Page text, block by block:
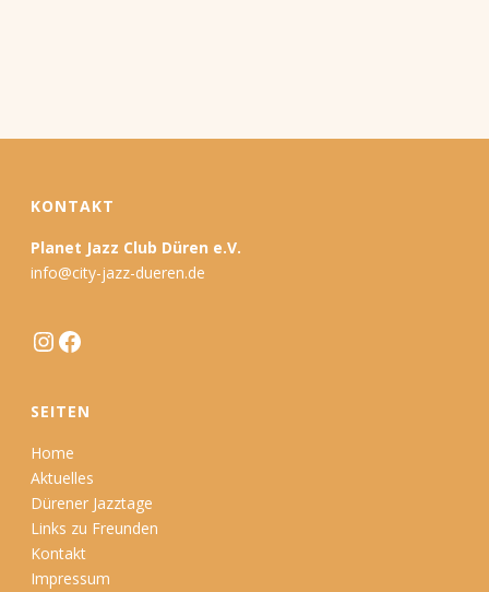
KONTAKT
Planet Jazz Club Düren e.V.
info@city-jazz-dueren.de
Instagram
Facebook
SEITEN
Home
Aktuelles
Dürener Jazztage
Links zu Freunden
Kontakt
Impressum